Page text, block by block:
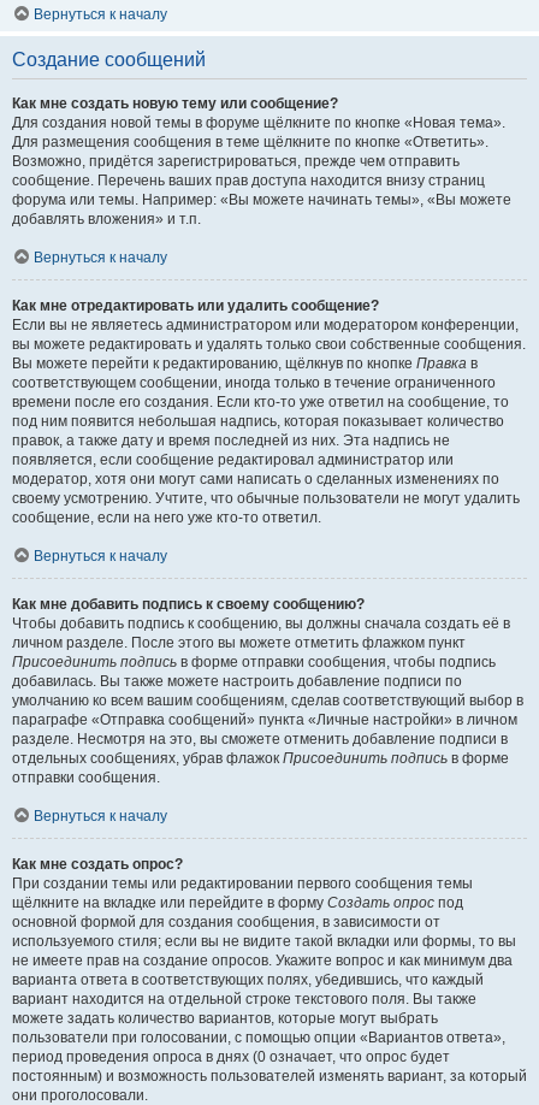
Вернуться к началу
Создание сообщений
Как мне создать новую тему или сообщение?
Для создания новой темы в форуме щёлкните по кнопке «Новая тема».
Для размещения сообщения в теме щёлкните по кнопке «Ответить».
Возможно, придётся зарегистрироваться, прежде чем отправить
сообщение. Перечень ваших прав доступа находится внизу страниц
форума или темы. Например: «Вы можете начинать темы», «Вы можете
добавлять вложения» и т.п.
Вернуться к началу
Как мне отредактировать или удалить сообщение?
Если вы не являетесь администратором или модератором конференции,
вы можете редактировать и удалять только свои собственные сообщения.
Вы можете перейти к редактированию, щёлкнув по кнопке Правка в
соответствующем сообщении, иногда только в течение ограниченного
времени после его создания. Если кто-то уже ответил на сообщение, то
под ним появится небольшая надпись, которая показывает количество
правок, а также дату и время последней из них. Эта надпись не
появляется, если сообщение редактировал администратор или
модератор, хотя они могут сами написать о сделанных изменениях по
своему усмотрению. Учтите, что обычные пользователи не могут удалить
сообщение, если на него уже кто-то ответил.
Вернуться к началу
Как мне добавить подпись к своему сообщению?
Чтобы добавить подпись к сообщению, вы должны сначала создать её в
личном разделе. После этого вы можете отметить флажком пункт
Присоединить подпись в форме отправки сообщения, чтобы подпись
добавилась. Вы также можете настроить добавление подписи по
умолчанию ко всем вашим сообщениям, сделав соответствующий выбор в
параграфе «Отправка сообщений» пункта «Личные настройки» в личном
разделе. Несмотря на это, вы сможете отменить добавление подписи в
отдельных сообщениях, убрав флажок Присоединить подпись в форме
отправки сообщения.
Вернуться к началу
Как мне создать опрос?
При создании темы или редактировании первого сообщения темы
щёлкните на вкладке или перейдите в форму Создать опрос под
основной формой для создания сообщения, в зависимости от
используемого стиля; если вы не видите такой вкладки или формы, то вы
не имеете прав на создание опросов. Укажите вопрос и как минимум два
варианта ответа в соответствующих полях, убедившись, что каждый
вариант находится на отдельной строке текстового поля. Вы также
можете задать количество вариантов, которые могут выбрать
пользователи при голосовании, с помощью опции «Вариантов ответа»,
период проведения опроса в днях (0 означает, что опрос будет
постоянным) и возможность пользователей изменять вариант, за который
они проголосовали.